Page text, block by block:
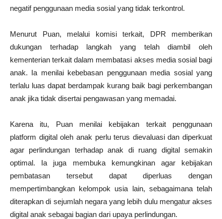
negatif penggunaan media sosial yang tidak terkontrol.
Menurut Puan, melalui komisi terkait, DPR memberikan
dukungan terhadap langkah yang telah diambil oleh
kementerian terkait dalam membatasi akses media sosial bagi
anak. Ia menilai kebebasan penggunaan media sosial yang
terlalu luas dapat berdampak kurang baik bagi perkembangan
anak jika tidak disertai pengawasan yang memadai.
Karena itu, Puan menilai kebijakan terkait penggunaan
platform digital oleh anak perlu terus dievaluasi dan diperkuat
agar perlindungan terhadap anak di ruang digital semakin
optimal. Ia juga membuka kemungkinan agar kebijakan
pembatasan tersebut dapat diperluas dengan
mempertimbangkan kelompok usia lain, sebagaimana telah
diterapkan di sejumlah negara yang lebih dulu mengatur akses
digital anak sebagai bagian dari upaya perlindungan.